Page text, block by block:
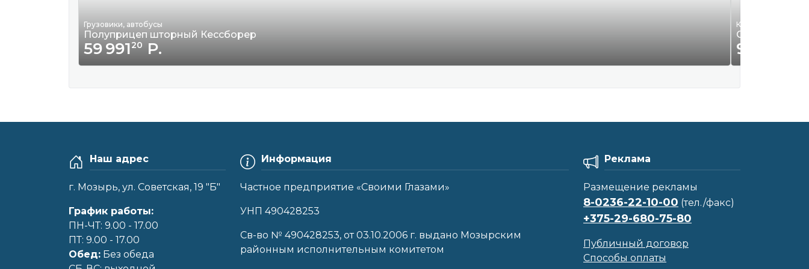
Грузовики, автобусы
Полуприцеп шторный Кессборер
59 99120Р.
Квартиры, комнаты
Сдам 3-х
930
Наш адрес
г. Мозырь, ул. Советская, 19 "Б"
График работы:
ПН-ЧТ: 9.00 - 17.00
ПТ: 9.00 - 17.00
Обед: Без обеда
Информация
Частное предприятие «Своими Глазами»
УНП 490428253
Cв-во № 490428253, от 03.10.2006 г. выдано Мозырским
районным исполнительным комитетом
Реклама
Размещение рекламы
8-0236-22-10-00 (тел./факс)
+375-29-680-75-80
Публичный договор
Способы оплаты